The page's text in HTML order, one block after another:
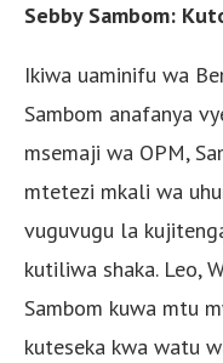
Sebby Sambom:
Ikiwa uaminifu wa
Sambom anafanya
msemaji wa OPM,
mtetezi mkali wa
vuguvugu la
kutiliwa shaka. Leo,
Sambom kuwa mtu
kuteseka kwa watu